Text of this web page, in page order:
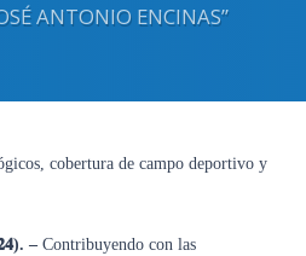
ANTONIO ENCINAS”
cobertura de campo deportivo y
). – Contribuyendo con las